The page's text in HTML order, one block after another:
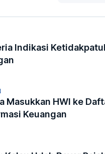
Indikasi
Masukkan HWI ke
Keuangan